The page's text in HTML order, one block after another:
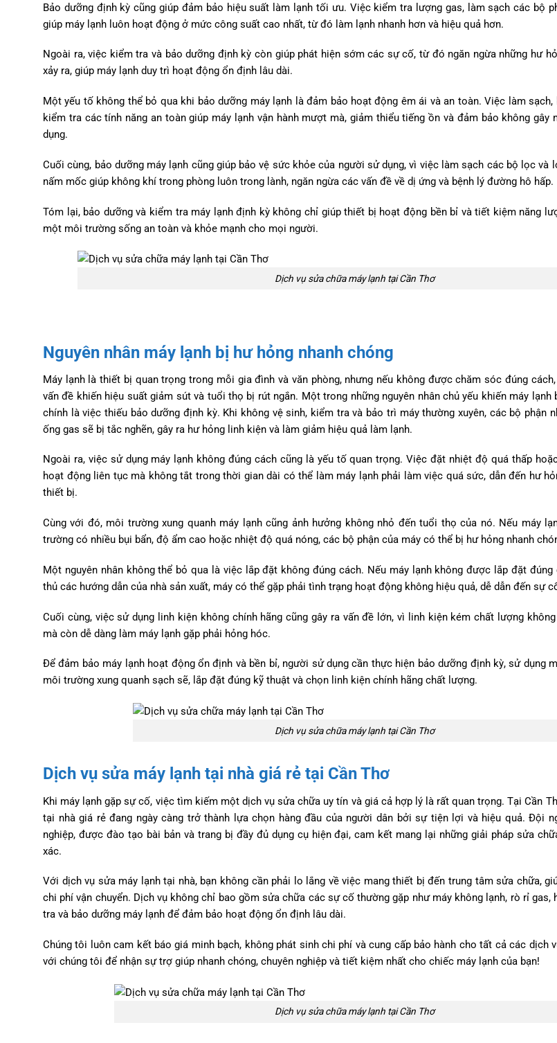
Bảo dưỡng định kỳ cũng giúp đảm bảo hiệu suất làm lạnh tối ưu. Việc kiểm tra lượng gas, làm sạch các bộ
giúp máy lạnh luôn hoạt động ở mức công suất cao nhất, từ đó làm lạnh nhanh hơn và hiệu quả hơn.
Ngoài ra, việc kiểm tra và bảo dưỡng định kỳ còn giúp phát hiện sớm các sự cố, từ đó ngăn ngừa những hư
xảy ra, giúp máy lạnh duy trì hoạt động ổn định lâu dài.
Một yếu tố không thể bỏ qua khi bảo dưỡng máy lạnh là đảm bảo hoạt động êm ái và an toàn. Việc làm
kiểm tra các tính năng an toàn giúp máy lạnh vận hành mượt mà, giảm thiểu tiếng ồn và đảm bảo không gây
dụng.
Cuối cùng, bảo dưỡng máy lạnh cũng giúp bảo vệ sức khỏe của người sử dụng, vì việc làm sạch các bộ lọc và
nấm mốc giúp không khí trong phòng luôn trong lành, ngăn ngừa các vấn đề về dị ứng và bệnh lý đường hô hấp.
Tóm lại, bảo dưỡng và kiểm tra máy lạnh định kỳ không chỉ giúp thiết bị hoạt động bền bỉ và tiết kiệm năng
một môi trường sống an toàn và khỏe mạnh cho mọi người.
Dịch vụ sửa chữa máy lạnh tại Cần Thơ
Nguyên nhân máy lạnh bị hư hỏng nhanh chóng
Máy lạnh là thiết bị quan trọng trong mỗi gia đình và văn phòng, nhưng nếu không được chăm sóc đúng
vấn đề khiến hiệu suất giảm sút và tuổi thọ bị rút ngắn. Một trong những nguyên nhân chủ yếu khiến máy lạnh
chính là việc thiếu bảo dưỡng định kỳ. Khi không vệ sinh, kiểm tra và bảo trì máy thường xuyên, các bộ phận
ống gas sẽ bị tắc nghẽn, gây ra hư hỏng linh kiện và làm giảm hiệu quả làm lạnh.
Ngoài ra, việc sử dụng máy lạnh không đúng cách cũng là yếu tố quan trọng. Việc đặt nhiệt độ quá thấp
hoạt động liên tục mà không tắt trong thời gian dài có thể làm máy lạnh phải làm việc quá sức, dẫn đến hư
thiết bị.
Cùng với đó, môi trường xung quanh máy lạnh cũng ảnh hưởng không nhỏ đến tuổi thọ của nó. Nếu máy
trường có nhiều bụi bẩn, độ ẩm cao hoặc nhiệt độ quá nóng, các bộ phận của máy có thể bị hư hỏng nhanh
Một nguyên nhân không thể bỏ qua là việc lắp đặt không đúng cách. Nếu máy lạnh không được lắp đặt
thủ các hướng dẫn của nhà sản xuất, máy có thể gặp phải tình trạng hoạt động không hiệu quả, dễ dẫn đến sự
Cuối cùng, việc sử dụng linh kiện không chính hãng cũng gây ra vấn đề lớn, vì linh kiện kém chất lượng
mà còn dễ dàng làm máy lạnh gặp phải hỏng hóc.
Để đảm bảo máy lạnh hoạt động ổn định và bền bỉ, người sử dụng cần thực hiện bảo dưỡng định kỳ, sử dụng
môi trường xung quanh sạch sẽ, lắp đặt đúng kỹ thuật và chọn linh kiện chính hãng chất lượng.
Dịch vụ sửa chữa máy lạnh tại Cần Thơ
Dịch vụ sửa máy lạnh tại nhà giá rẻ tại Cần Thơ
Khi máy lạnh gặp sự cố, việc tìm kiếm một dịch vụ sửa chữa uy tín và giá cả hợp lý là rất quan trọng. Tại Cần
tại nhà giá rẻ đang ngày càng trở thành lựa chọn hàng đầu của người dân bởi sự tiện lợi và hiệu quả. Đội
nghiệp, được đào tạo bài bản và trang bị đầy đủ dụng cụ hiện đại, cam kết mang lại những giải pháp sửa
xác.
Với dịch vụ sửa máy lạnh tại nhà, bạn không cần phải lo lắng về việc mang thiết bị đến trung tâm sửa chữa,
chi phí vận chuyển. Dịch vụ không chỉ bao gồm sửa chữa các sự cố thường gặp như máy không lạnh, rò rỉ gas,
tra và bảo dưỡng máy lạnh để đảm bảo hoạt động ổn định lâu dài.
Chúng tôi luôn cam kết báo giá minh bạch, không phát sinh chi phí và cung cấp bảo hành cho tất cả các dịch
với chúng tôi để nhận sự trợ giúp nhanh chóng, chuyên nghiệp và tiết kiệm nhất cho chiếc máy lạnh của bạn!
Dịch vụ sửa chữa máy lạnh tại Cần Thơ